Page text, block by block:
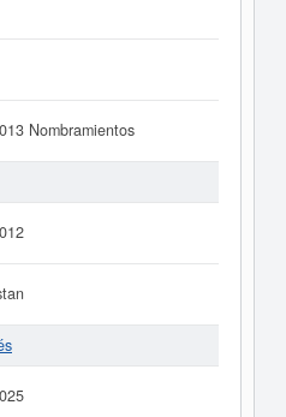
Nombramientos